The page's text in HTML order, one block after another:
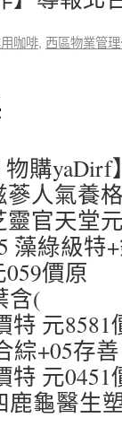
咖啡, 西區物業管
物購
人氣養
官天堂
藻綠級特
價原
含(
特 元8581
綜+05存善
特 元0451
鹿龜醫生